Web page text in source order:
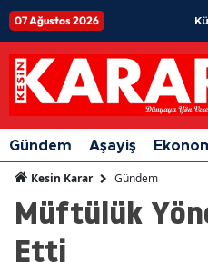
07 Ağustos 2026
Gündem Aşayiş
Kesin Karar Gündem
Müftülük
Etti